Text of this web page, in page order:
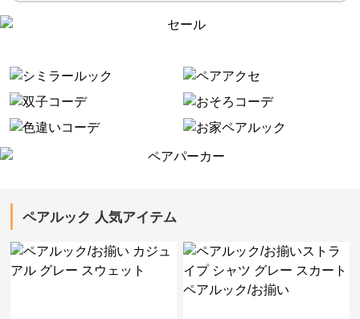
ペアルック 人気アイテム